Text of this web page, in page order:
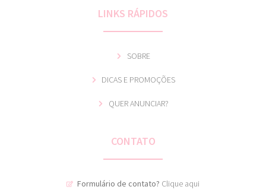
LINKS RÁPIDOS
SOBRE
DICAS E PROMOÇÕES
QUER ANUNCIAR?
CONTATO
Formulário de contato? Clique aqui